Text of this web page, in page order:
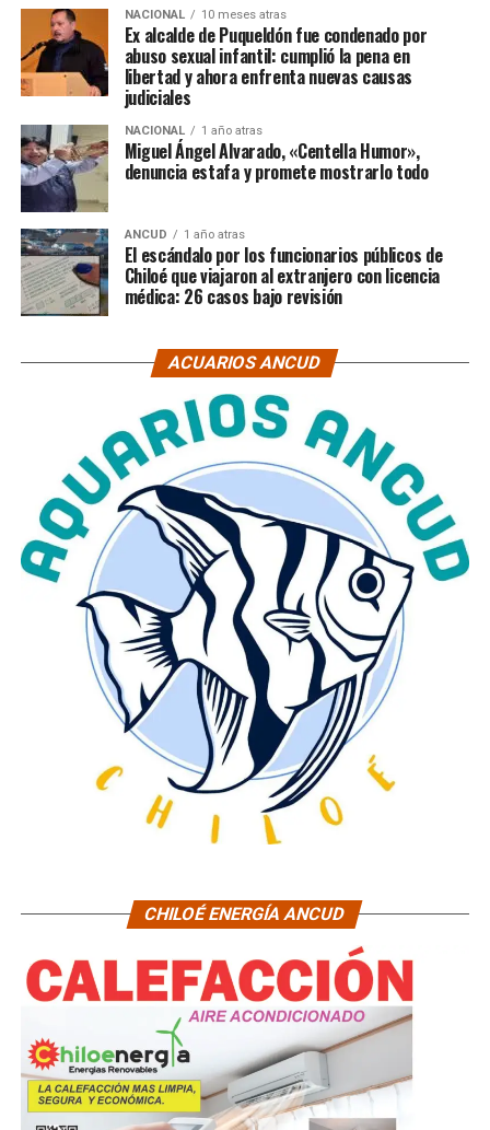
NACIONAL 10 meses atras
Ex alcalde de Puqueldón fue condenado por
abuso sexual infantil: cumplió la pena en
libertad y ahora enfrenta nuevas causas
judiciales
NACIONAL 1 año atras
Miguel Ángel Alvarado, «Centella Humor»,
denuncia estafa y promete mostrarlo todo
ANCUD 1 año atras
El escándalo por los funcionarios públicos de
Chiloé que viajaron al extranjero con licencia
médica: 26 casos bajo revisión
ACUARIOS ANCUD
CHILOÉ ENERGÍA ANCUD